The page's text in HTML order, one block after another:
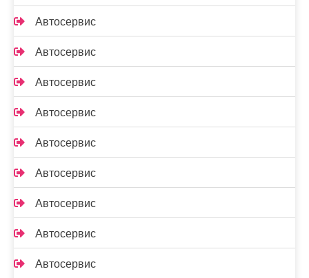
Автосервис
Автосервис
Автосервис
Автосервис
Автосервис
Автосервис
Автосервис
Автосервис
Автосервис